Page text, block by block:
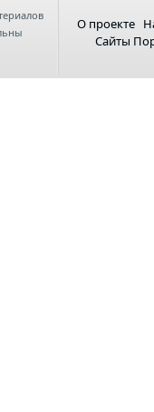
О проекте
Сайты